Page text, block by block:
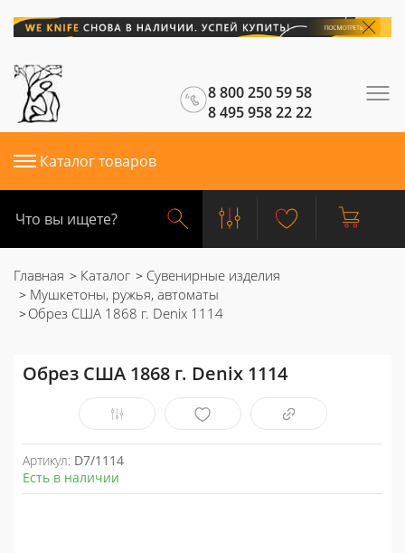
8 800 250 59 58
8 495 958 22 22
Каталог товаров
Главная Каталог
Сувенирные изделия
Мушкетоны, ружья, автоматы
Обрез США 1868 г. Denix 1114
Обрез США 1868 г. Denix 1114
Артикул: D7/1114
Есть в наличии